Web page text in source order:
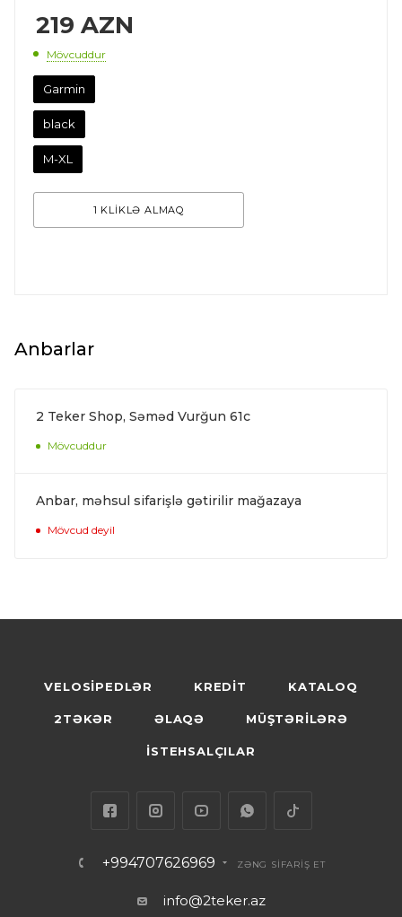
219 AZN
Mövcuddur
Garmin
black
M-XL
1 KLİKLƏ ALMAQ
Anbarlar
2 Teker Shop, Səməd Vurğun 61c
Mövcuddur
Anbar, məhsul sifarişlə gətirilir mağazaya
Mövcud deyil
VELOSİPEDLƏR KREDİT KATALOQ
2TƏKƏR ƏLAQƏ MÜŞTƏRİLƏRƏ
İSTEHSALÇILAR
+994707626969 ZƏNG SİFARİŞ ET
info@2teker.az